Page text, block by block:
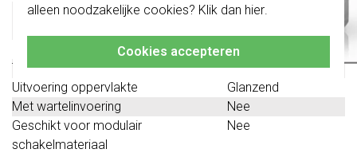
alleen noodzakelijke cookies? Klik dan hier.
Cookies accepteren
Montagerichting
Horizontaal en
Beschermingsgraad (IP)
IP20
Transparant
Nee
Uitvoering oppervlakte
Glanzend
Met wartelinvoering
Nee
Geschikt voor modulair
schakelmateriaal
Nee
Klik hiervoor meer informatie, zodat je